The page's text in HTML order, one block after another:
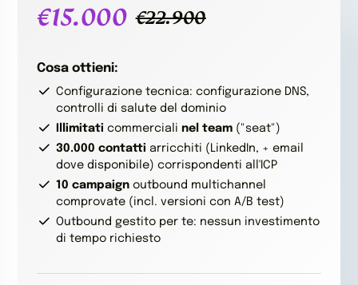
€15.000 €22.900
Cosa ottieni:
Configurazione tecnica: configurazione DNS,
controlli di salute del dominio
Illimitaticommercialinel team ("seat")
30.000 contatti arricchiti (LinkedIn, + email
dove disponibile) corrispondenti all'ICP
10 campaignoutbound multichannel
comprovate (incl. versioni con A/B test)
Outbound gestito per te: nessun investimento
di tempo richiesto